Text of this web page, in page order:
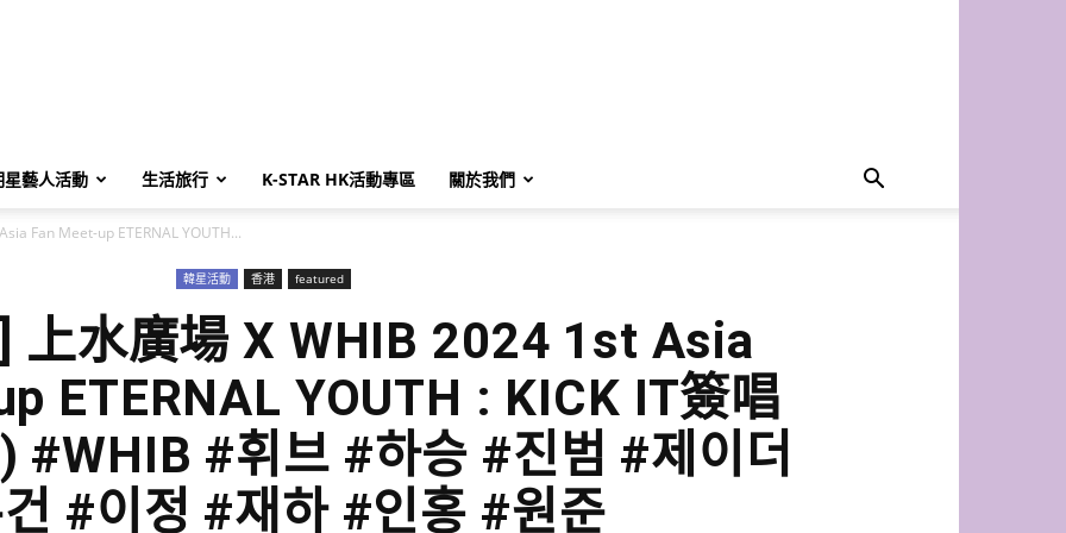
藝人活動 生活旅行 K-STAR HK活動專區 關於我們
Fan Meet-up ETERNAL YOUTH...
韓星活動 香港 featured
上水廣場 X WHIB 2024 1st Asia
ETERNAL YOUTH : KICK IT簽唱
#휘브 #하승 #진범 #제이더
#이정 #재하 #인홍 #원준